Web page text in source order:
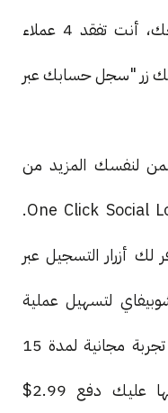
آخر، من بين كل 10 زيارات لموقعك، أنت تفقد 4 عملاء
زر "سجل حسابك عبر
لنفسك المزيد من
العملاء المحتملين عبر إضافة One Click Social Login.
أزرار التسجيل عبر
لتسهيل عملية
الدفع. الإضافة تتيح لك في البداية تجربة مجانية لمدة 15
يومًا، لكن للاستمرار في استخدامها عليك دفع 2.99$